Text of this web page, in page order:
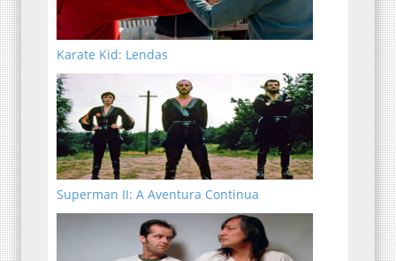
Karate Kid: Lendas
Superman II: A Aventura Continua